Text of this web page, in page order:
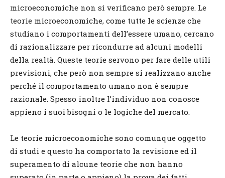
microeconomiche non si verificano però sempre. Le
teorie microeconomiche, come tutte le scienze che
studiano i comportamenti dell’essere umano, cercano
di razionalizzare per ricondurre ad alcuni modelli
della realtà. Queste teorie servono per fare delle utili
previsioni, che però non sempre si realizzano anche
perché il comportamento umano non è sempre
razionale. Spesso inoltre l’individuo non conosce
appieno i suoi bisogni o le logiche del mercato.
Le teorie microeconomiche sono comunque oggetto
di studi e questo ha comportato la revisione ed il
superamento di alcune teorie che non hanno